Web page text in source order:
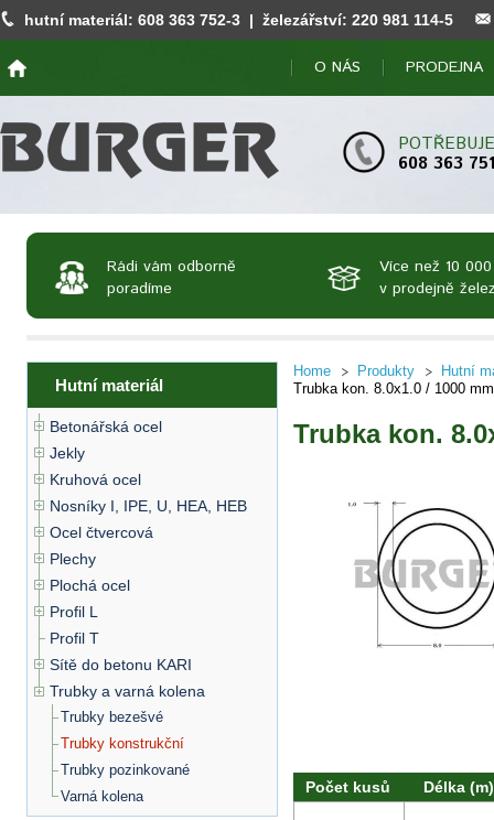
hutní materiál: 608 363 752-3 | železářství: 220 981 114-5
O NÁS PRODEJNA
608 363 751
Rádi vám odborně
poradíme
Více než 10
v prodejně
Hutní materiál
Betonářská ocel
Jekly
Kruhová ocel
Nosníky I, IPE, U, HEA, HEB
Ocel čtvercová
Plechy
Plochá ocel
Profil L
Profil T
Sítě do betonu KARI
Trubky a varná kolena
Trubky bezešvé
Trubky konstrukční
Trubky pozinkované
Varná kolena
Home Produkty
Hutní
Trubka kon. 8.0x1.0 / 1000
Trubka kon.
Počet kusů Délka (m)